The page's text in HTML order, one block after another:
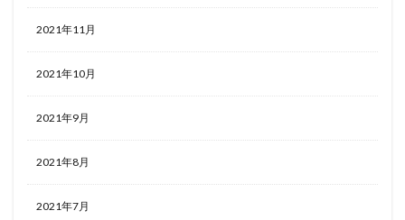
2021年11月
2021年10月
2021年9月
2021年8月
2021年7月